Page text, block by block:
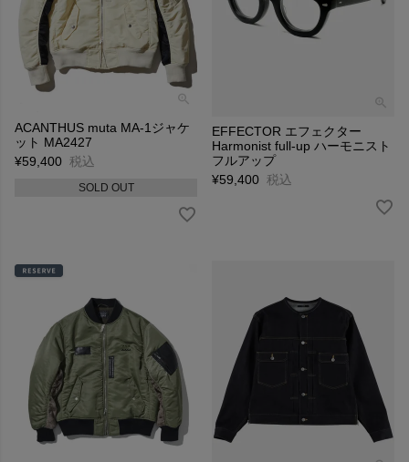
ACANTHUS muta MA-1ジャケ
ット MA2427
¥59,400 税込
SOLD OUT
EFFECTOR エフェクター
Harmonist full-up ハーモニスト
フルアップ
¥59,400 税込